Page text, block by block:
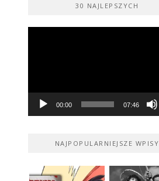
30 NAJLEPSZYCH
00:00 07:46
NAJPOPULARNIEJSZE WPISY